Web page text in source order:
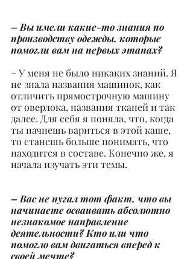
– Вы имели какие-то знания по
производству одежды, которые
помогли вам на первых этапах?
– У меня не было никаких знаний. Я
не знала названия машинок, как
отличить прямострочную машину
от оверлока, названия тканей и так
далее. Для себя я поняла, что, когда
ты начнешь вариться в этой каше,
то станешь больше понимать, что
находится в составе. Конечно же, я
начала изучать эти темы.
– Вас не пугал тот факт, что вы
начинаете осваивать абсолютно
незнакомое направление
деятельности? Кто или что
помогло вам двигаться вперед к
своей мечте?